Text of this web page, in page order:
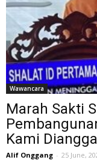
Wawancara
Marah Sakti
Kami
Alif Onggang - 25 June,